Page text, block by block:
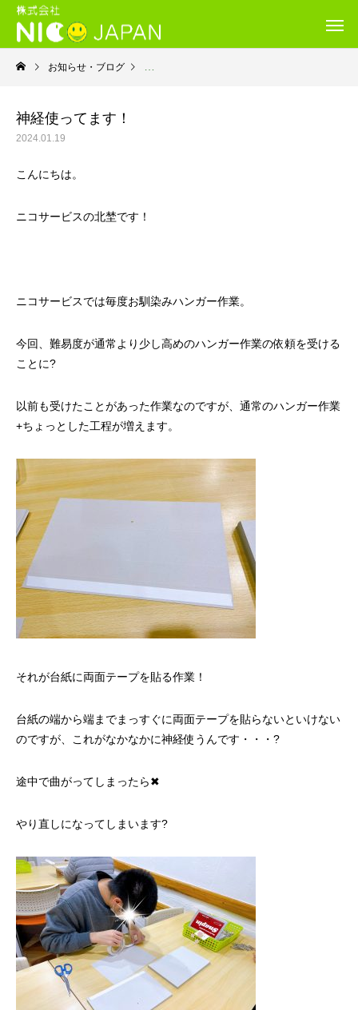
お知らせ・ブログ 就労継続支援B型・ニコサービス
神経使ってます！
2024.01.19
こんにちは。
ニコサービスの北埜です！
ニコサービスでは毎度お馴染みハンガー作業。
今回、難易度が通常より少し高めのハンガー作業の依頼を受ける
ことに?
以前も受けたことがあった作業なのですが、通常のハンガー作業
+ちょっとした工程が増えます。
それが台紙に両面テープを貼る作業！
台紙の端から端までまっすぐに両面テープを貼らないといけない
のですが、これがなかなかに神経使うんです・・・?
途中で曲がってしまったら✖
やり直しになってしまいます?